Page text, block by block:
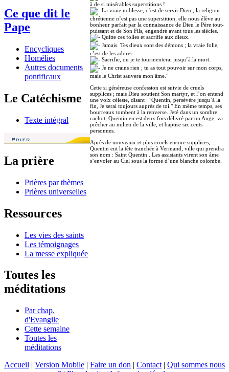
Ce que dit le
Pape
Encycliques
Homélies
Autres documents
pontificaux
Le Catéchisme
Texte intégral
La prière
Prières par thèmes
Prières universelles
Ressources
Les vies des saints
Les témoignages
La messe expliquée
Toutes les
méditations
Par chap.
d'Evangile
Cette semaine
Toutes les
méditations
à de si misérables superstitions !
La vraie noblesse, c’est de servir Dieu ; la religion
chrétienne n’est pas une superstition, elle nous élève au
bonheur parfait par la connaissance de Dieu le Père tout-
puissant et de Son Fils, engendré avant tous les siècles.
Quitte ces folies et sacrifie aux dieux.
Jamais. Tes dieux sont des démons ; la vraie folie,
c’est de les adorer.
Sacrifie, ou je te tourmenterai jusqu’à la mort.
Je ne crains rien ; tu as tout pouvoir sur mon corps,
mais le Christ sauvera mon âme."
Cette si généreuse confession est suivie de cruels
supplices ; mais Dieu soutient Son martyr, et l’on entend
une voix céleste, disant : "Quentin, persévère jusqu’à la
fin, Je serai toujours auprès de toi." En même temps, ses
bourreaux tombent à la renverse. Jeté dans un sombre
cachot, Quentin en est deux fois délivré par un Ange, va
prêcher au milieu de la ville, et baptise six cents
personnes.
Après de nouveaux et plus cruels encore supplices,
Quentin eut la tête tranchée à Vermand, ville qui prendra
son nom : Saint Quentin . Les assistants virent son âme
s’envoler au Ciel sous la forme d’une blanche colombe.
Accueil | Version Mobile | Faire un don | Contact | Qui sommes nous